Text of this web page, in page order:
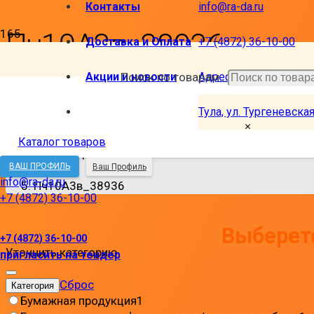
Контакты
Доставка и Оплата
Акции и новости
info@ra-da.ru
+7 (4872) 36-10-00
Адреса наших
Тула, ул.
Поиск по товарам...
×
Каталог товаров
ВАШ ПРОФИЛЬ Ваш Профиль
info@ra-da.ru
+7 (4872) 36-10-00
+7 (4872) 36-10-00
пригласить на тендер
Пч10А3в_38936
Сортировать
Товар Код товара
Пч10А3в_38936
Уточнить категорию
Категория Сброс
Бумажная продукция1